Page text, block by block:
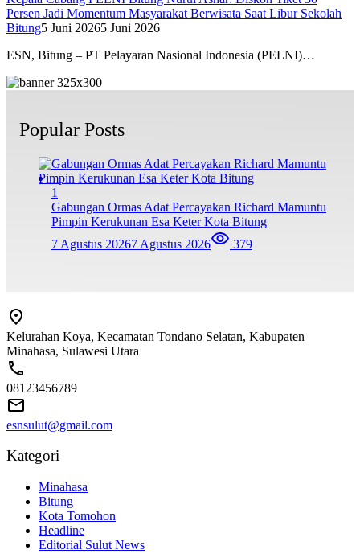
Persen Jadi Momentum Masyarakat Berwisata Saat Libur Sekolah
Bitung5 Juni 20265 Juni 2026
ESN, Bitung – PT Pelayaran Nasional Indonesia (PELNI)…
Popular Posts
1
Gabungan Ormas Adat Percayakan Richard Mamuntu
Pimpin Kerukunan Esa Keter Kota Bitung
7 Agustus 20267 Agustus 2026 379
Kelurahan Koya, Kecamatan Tondano Selatan, Kabupaten
Minahasa, Sulawesi Utara
08123456789
esnsulut@gmail.com
Kategori
Minahasa
Bitung
Kota Tomohon
Headline
Editorial Sulut News